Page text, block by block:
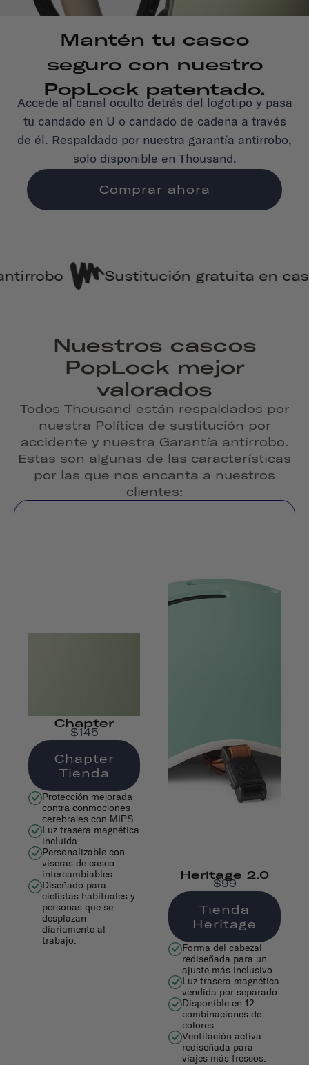
Mantén tu casco
seguro con nuestro
PopLock patentado.
Accede al canal oculto detrás del logotipo y pasa
tu candado en U o candado de cadena a través
de él. Respaldado por nuestra garantía antirrobo,
solo disponible en Thousand.
Comprar ahora
gratuita en caso de accidente
Nuestros cascos
PopLock mejor
valorados
Todos Thousand están respaldados por
nuestra Política de sustitución por
accidente y nuestra Garantía antirrobo.
Estas son algunas de las características
por las que nos encanta a nuestros
clientes:
Chapter
$145
Chapter
Tienda
Protección mejorada
contra conmociones
cerebrales con MIPS
Luz trasera magnética
incluida
Personalizable con
viseras de casco
intercambiables.
Diseñado para
ciclistas habituales y
personas que se
desplazan
diariamente al
trabajo.
Heritage 2.0
$99
Tienda
Heritage
Forma del cabezal
rediseñada para un
ajuste más inclusivo.
Luz trasera magnética
vendida por separado.
Disponible en 12
combinaciones de
colores.
Ventilación activa
rediseñada para
viajes más frescos.